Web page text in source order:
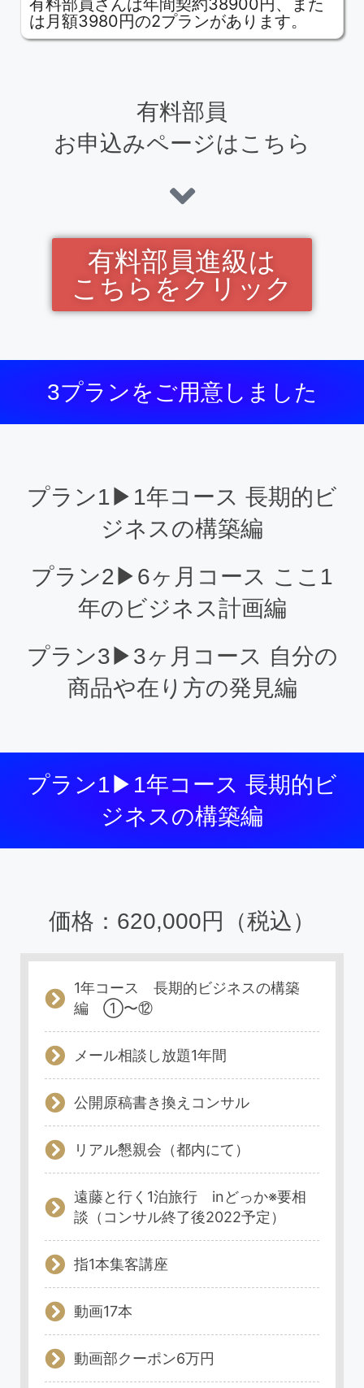
有料部員さんは年間契約38900円、また
は月額3980円の2プランがあります。
有料部員
お申込みページはこちら
有料部員進級は
こちらをクリック
3プランをご用意しました
プラン1▶1年コース 長期的ビ
ジネスの構築編
プラン2▶6ヶ月コース ここ1
年のビジネス計画編
プラン3▶3ヶ月コース 自分の
商品や在り方の発見編
プラン1▶1年コース 長期的ビ
ジネスの構築編
価格：620,000円（税込）
1年コース 長期的ビジネスの構築
編 ①〜⑫
メール相談し放題1年間
公開原稿書き換えコンサル
リアル懇親会（都内にて）
遠藤と行く1泊旅行 inどっか※要相
談（コンサル終了後2022予定）
指1本集客講座
動画17本
動画部クーポン6万円